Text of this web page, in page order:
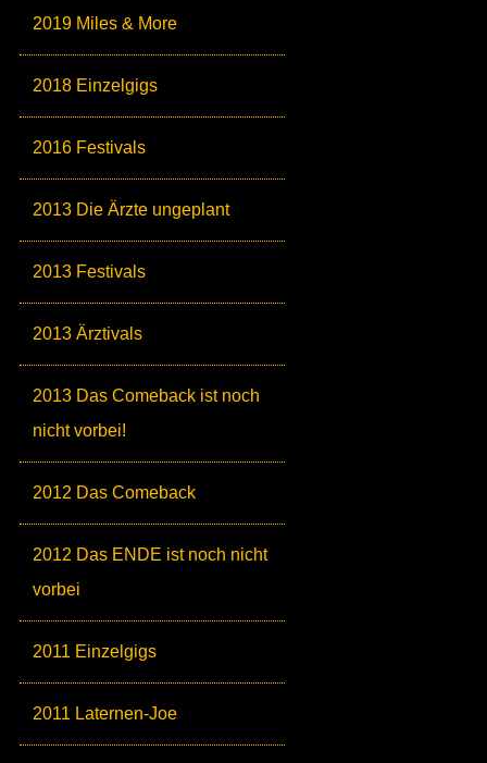
2019 Miles & More
2018 Einzelgigs
2016 Festivals
2013 Die Ärzte ungeplant
2013 Festivals
2013 Ärztivals
2013 Das Comeback ist noch
nicht vorbei!
2012 Das Comeback
2012 Das ENDE ist noch nicht
vorbei
2011 Einzelgigs
2011 Laternen-Joe